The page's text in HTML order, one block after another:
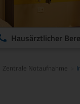
Hausärztlicher
Zentrale Notaufnahme